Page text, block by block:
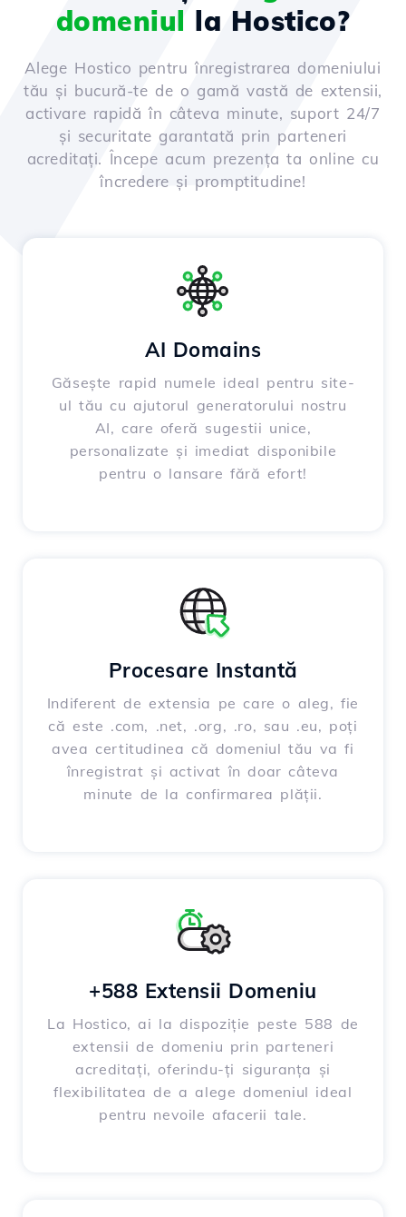
domeniul la Hostico?
Alege Hostico pentru înregistrarea domeniului
tău și bucură-te de o gamă vastă de extensii,
activare rapidă în câteva minute, suport 24/7
și securitate garantată prin parteneri
acreditați. Începe acum prezența ta online cu
încredere și promptitudine!
AI Domains
Găsește rapid numele ideal pentru site-
ul tău cu ajutorul generatorului nostru
AI, care oferă sugestii unice,
personalizate și imediat disponibile
pentru o lansare fără efort!
Procesare Instantă
Indiferent de extensia pe care o aleg, fie
că este .com, .net, .org, .ro, sau .eu, poți
avea certitudinea că domeniul tău va fi
înregistrat și activat în doar câteva
minute de la confirmarea plății.
+588 Extensii Domeniu
La Hostico, ai la dispoziție peste 588 de
extensii de domeniu prin parteneri
acreditați, oferindu-ți siguranța și
flexibilitatea de a alege domeniul ideal
pentru nevoile afacerii tale.